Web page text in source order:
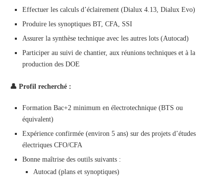
Effectuer les calculs d’éclairement (Dialux 4.13, Dialux Evo)
Produire les synoptiques BT, CFA, SSI
Assurer la synthèse technique avec les autres lots (Autocad)
Participer au suivi de chantier, aux réunions techniques et à la
production des DOE
👤 Profil recherché :
Formation Bac+2 minimum en électrotechnique (BTS ou
équivalent)
Expérience confirmée (environ 5 ans) sur des projets d’études
électriques CFO/CFA
Bonne maîtrise des outils suivants :
Autocad (plans et synoptiques)